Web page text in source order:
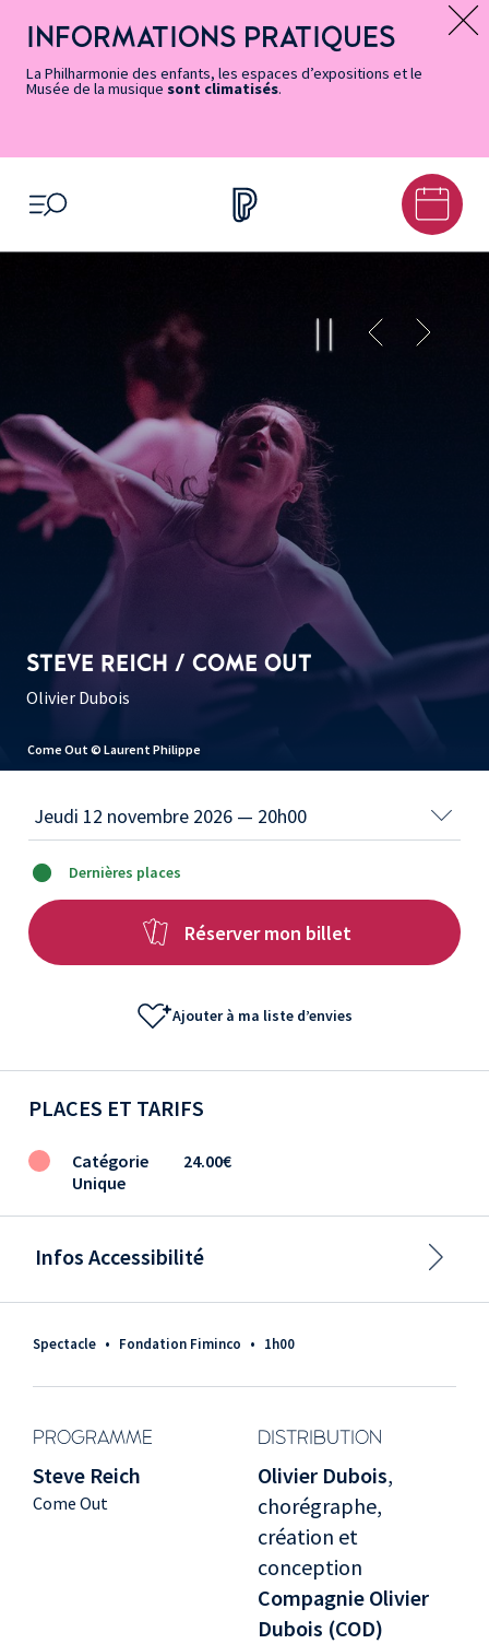
page
Accessibilité
accès
rapides
principal
contenu
principal
page
Message d’information
INFORMATIONS PRATIQUES
La Philharmonie des enfants, les espaces d’expositions et le
Musée de la musique sont climatisés.
OUVRIR LE MENU
Come Out © Laurent Philippe
STEVE REICH / COME OUT
Olivier Dubois
Spectacle • Fondation Fiminco • 1h00
PROGRAMME DISTRIBUTION
Steve Reich
Come Out
Olivier Dubois,
chorégraphe,
création et
conception
Compagnie Olivier
Dubois (COD)
Dernières places
Réserver mon billet
Ajouter à ma liste d’envies
PLACES ET TARIFS
Catégorie
Unique
24.00€
Infos Accessibilité